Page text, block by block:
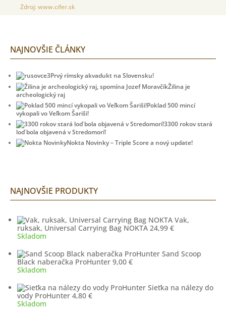
Zdroj:www.cifer.sk
NAJNOVŠIE ČLÁNKY
Prvý rímsky akvadukt na Slovensku!
Žilina je
archeologický raj
Poklad 500 mincí
vykopali vo Veľkom Šariši!
3300 rokov stará
loď bola objavená v Stredomorí!
Nokta Novinky – Triple Score a nový update!
NAJNOVŠIE PRODUKTY
Vak,
ruksak, Universal Carrying Bag NOKTA 24,99 €
Skladom
Sand Scoop
Black naberačka ProHunter 9,00 €
Skladom
Sieťka na nálezy do
vody ProHunter 4,80 €
Skladom